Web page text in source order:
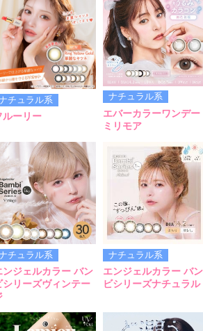
チュラル系
ルーリー
ナチュラル系
エバーカラーワンデー
ミリモア
チュラル系
ンジェルカラー バン
シリーズヴィンテー
ナチュラル系
エンジェルカラー バン
ビシリーズナチュラル